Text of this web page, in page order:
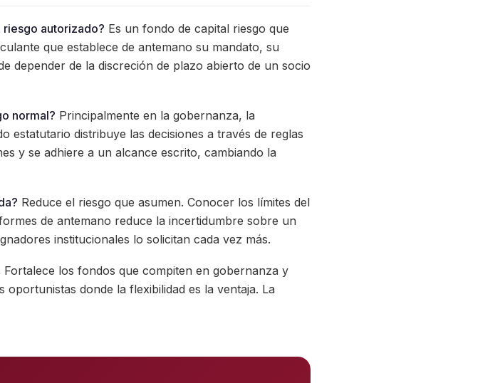
riesgo autorizado? Es un fondo de capital riesgo que
que establece de antemano su mandato, su
depender de la discreción de plazo abierto de un socio
normal? Principalmente en la gobernanza, la
estatutario distribuye las decisiones a través de reglas
y se adhiere a un alcance escrito, cambiando la
Reduce el riesgo que asumen. Conocer los límites del
de antemano reduce la incertidumbre sobre un
institucionales lo solicitan cada vez más.
Fortalece los fondos que compiten en gobernanza y
donde la flexibilidad es la ventaja. La